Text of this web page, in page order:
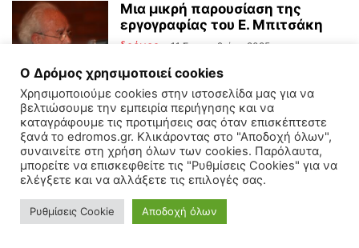
Μια μικρή παρουσίαση της
εργογραφίας του Ε. Μπιτσάκη
δρόμος 11 Σεπτεμβρίου, 2025
Ο «μαχόμενος ανθρωπισμός»
δρόμος - 19 Ιουνίου, 2025
προετοιμασίας
Ο Δρόμος χρησιμοποιεί cookies
Χρησιμοποιούμε cookies στην ιστοσελίδα μας για να
βελτιώσουμε την εμπειρία περιήγησης και να
καταγράφουμε τις προτιμήσεις σας όταν επισκέπτεστε
ξανά το edromos.gr. Κλικάροντας στο "Αποδοχή όλων",
συναινείτε στη χρήση όλων των cookies. Παρόλαυτα,
μπορείτε να επισκεφθείτε τις "Ρυθμίσεις Cookies" για να
ελέγξετε και να αλλάξετε τις επιλογές σας.
Ρυθμίσεις Cookie Αποδοχή όλων